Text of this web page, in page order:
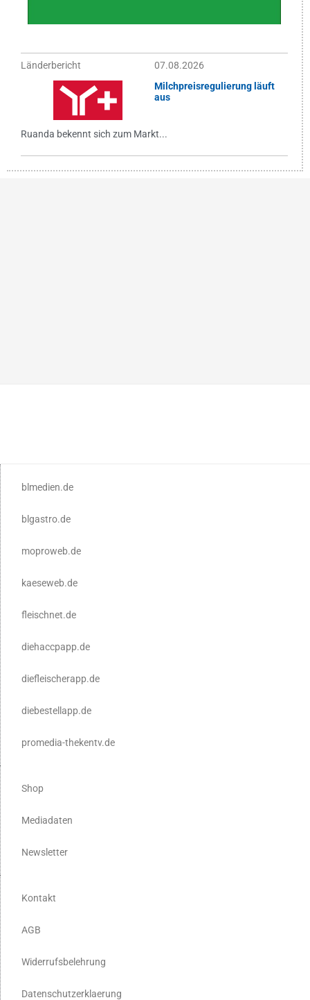
Länderbericht
07.08.2026
Milchpreisregulierung läuft
aus
Ruanda bekennt sich zum Markt...
blmedien.de
blgastro.de
moproweb.de
kaeseweb.de
fleischnet.de
diehaccpapp.de
diefleischerapp.de
diebestellapp.de
promedia-thekentv.de
Shop
Mediadaten
Newsletter
Kontakt
AGB
Widerrufsbelehrung
Datenschutzerklaerung